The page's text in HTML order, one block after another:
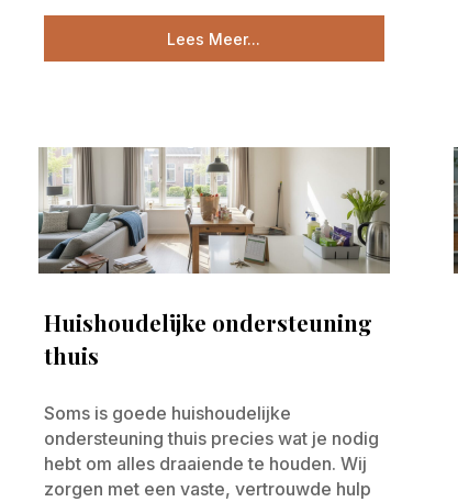
Lees Meer...
Huishoudelijke ondersteuning
thuis
Soms is goede huishoudelijke
ondersteuning thuis precies wat je nodig
hebt om alles draaiende te houden. Wij
zorgen met een vaste, vertrouwde hulp